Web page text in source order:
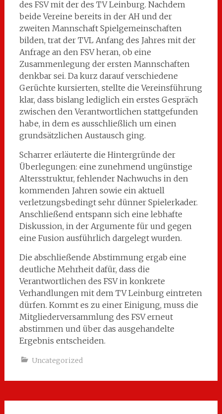
des FSV mit der des TV Leinburg. Nachdem
beide Vereine bereits in der AH und der
zweiten Mannschaft Spielgemeinschaften
bilden, trat der TVL Anfang des Jahres mit der
Anfrage an den FSV heran, ob eine
Zusammenlegung der ersten Mannschaften
denkbar sei. Da kurz darauf verschiedene
Gerüchte kursierten, stellte die Vereinsführung
klar, dass bislang lediglich ein erstes Gespräch
zwischen den Verantwortlichen stattgefunden
habe, in dem es ausschließlich um einen
grundsätzlichen Austausch ging.
Scharrer erläuterte die Hintergründe der
Überlegungen: eine zunehmend ungünstige
Altersstruktur, fehlender Nachwuchs in den
kommenden Jahren sowie ein aktuell
verletzungsbedingt sehr dünner Spielerkader.
Anschließend entspann sich eine lebhafte
Diskussion, in der Argumente für und gegen
eine Fusion ausführlich dargelegt wurden.
Die abschließende Abstimmung ergab eine
deutliche Mehrheit dafür, dass die
Verantwortlichen des FSV in konkrete
Verhandlungen mit dem TV Leinburg eintreten
dürfen. Kommt es zu einer Einigung, muss die
Mitgliederversammlung des FSV erneut
abstimmen und über das ausgehandelte
Ergebnis entscheiden.
Uncategorized